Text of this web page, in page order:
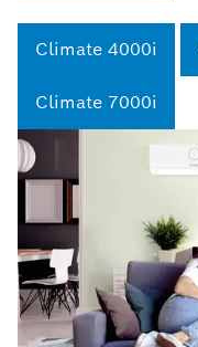
Climate 4000i
Climate 7000i